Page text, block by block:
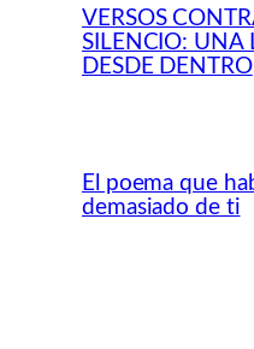
VERSOS
SILENCIO: UNA
DESDE DENTRO
El poema que
demasiado de ti